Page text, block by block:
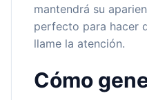
mantendrá su
perfecto para hacer
llame la atención.
Cómo